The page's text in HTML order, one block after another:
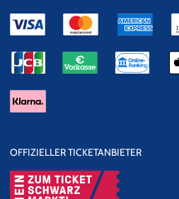
OFFIZIELLER TICKETANBIETER